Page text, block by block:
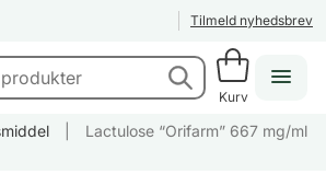
Tilmeld nyhedsbrev
Kurv
Lactulose “Orifarm” 667 mg/ml